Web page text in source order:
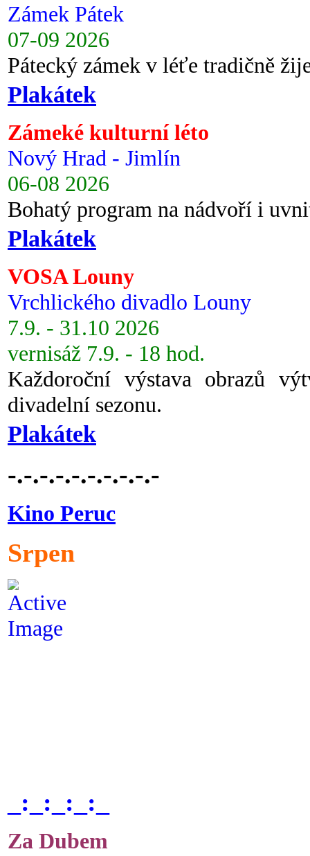
Zámek Pátek
07-09 2026
Pátecký zámek v léťe tradičně
Plakátek
Zámeké kulturní léto
Nový Hrad - Jimlín
06-08 2026
Bohatý program na nádvoří i
Plakátek
VOSA Louny
Vrchlického divadlo Louny
7.9. - 31.10 2026
vernisáž 7.9. - 18 hod.
Každoroční výstava obrazů
divadelní sezonu.
Plakátek
-.-.-.-.-.-.-.-.-.-
Kino Peruc
Srpen
_:_:_:_:_
Za Dubem